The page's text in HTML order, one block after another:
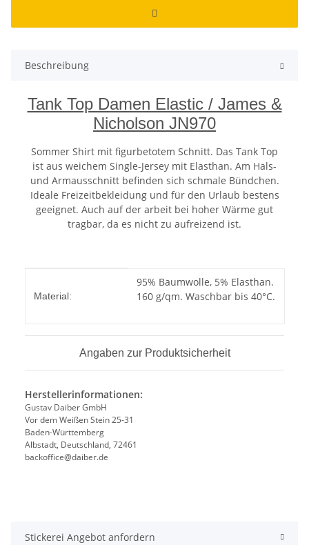
Beschreibung
Tank Top Damen Elastic / James &
Nicholson JN970
Sommer Shirt mit figurbetotem Schnitt. Das Tank Top
ist aus weichem Single-Jersey mit Elasthan. Am Hals-
und Armausschnitt befinden sich schmale Bündchen.
Ideale Freizeitbekleidung und für den Urlaub bestens
geeignet. Auch auf der arbeit bei hoher Wärme gut
tragbar, da es nicht zu aufreizend ist.
Material:
95% Baumwolle, 5% Elasthan.
160 g/qm. Waschbar bis 40°C.
Angaben zur Produktsicherheit
Herstellerinformationen:
Gustav Daiber GmbH
Vor dem Weißen Stein 25-31
Baden-Württemberg
Albstadt, Deutschland, 72461
backoffice@daiber.de
Stickerei Angebot anfordern